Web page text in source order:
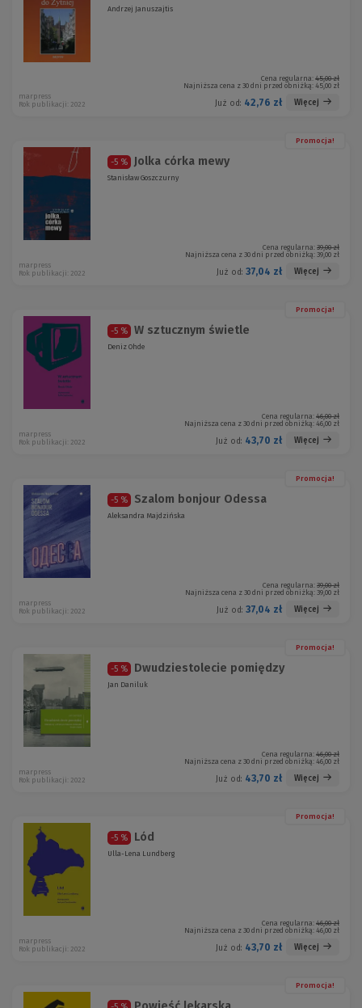
Andrzej Januszajtis
Cena regularna: 45,00 zł
Najniższa cena z 30 dni przed obniżką: 45,00 zł
Już od: 42,76 zł Więcej
marpress
Rok publikacji: 2022
Promocja!
-5 % Jolka córka mewy
Stanisław Goszczurny
Cena regularna: 39,00 zł
Najniższa cena z 30 dni przed obniżką: 39,00 zł
Już od: 37,04 zł Więcej
marpress
Rok publikacji: 2022
Promocja!
-5 % W sztucznym świetle
Deniz Ohde
Cena regularna: 46,00 zł
Najniższa cena z 30 dni przed obniżką: 46,00 zł
Już od: 43,70 zł Więcej
marpress
Rok publikacji: 2022
Promocja!
-5 % Szalom bonjour Odessa
Aleksandra Majdzińska
Cena regularna: 39,00 zł
Najniższa cena z 30 dni przed obniżką: 39,00 zł
Już od: 37,04 zł Więcej
marpress
Rok publikacji: 2022
Promocja!
-5 % Dwudziestolecie pomiędzy
Jan Daniluk
Cena regularna: 46,00 zł
Najniższa cena z 30 dni przed obniżką: 46,00 zł
Już od: 43,70 zł Więcej
marpress
Rok publikacji: 2022
Promocja!
-5 % Lód
Ulla-Lena Lundberg
Cena regularna: 46,00 zł
Najniższa cena z 30 dni przed obniżką: 46,00 zł
Już od: 43,70 zł Więcej
marpress
Rok publikacji: 2022
Promocja!